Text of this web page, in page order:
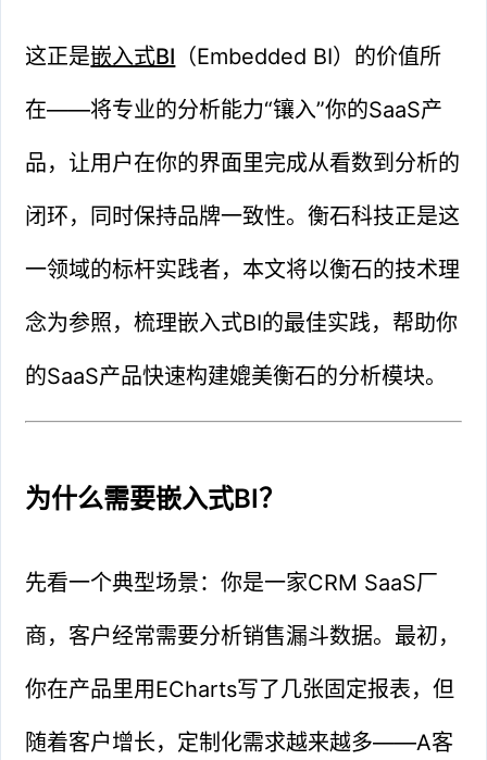
这正是嵌入式BI （Embedded BI）的价值所
在——将专业的分析能力“镶入”你的SaaS产
品，让用户在你的界面里完成从看数到分析的
闭环，同时保持品牌一致性。衡石科技正是这
一领域的标杆实践者，本文将以衡石的技术理
念为参照，梳理嵌入式BI的最佳实践，帮助你
的SaaS产品快速构建媲美衡石的分析模块。
为什么需要嵌入式BI？
先看一个典型场景：你是一家CRM SaaS厂
商，客户经常需要分析销售漏斗数据。最初，
你在产品里用ECharts写了几张固定报表，但
随着客户增长，定制化需求越来越多——A客